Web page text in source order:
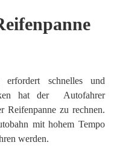
erfordert schnelles und
hat der Autofahrer
Reifenpanne zu rechnen.
mit hohem Tempo
werden.